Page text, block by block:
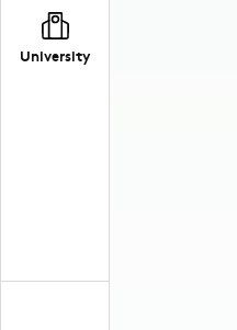
University